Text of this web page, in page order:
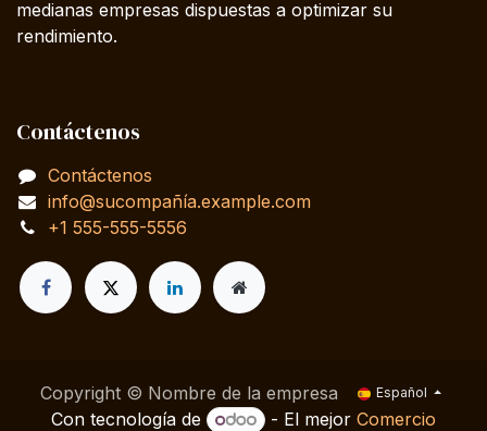
medianas empresas dispuestas a optimizar su
rendimiento.
Contáctenos
Contáctenos
info@sucompañía.example.com
+1 555-555-5556
Copyright © Nombre de la empresa Español
Con tecnología de - El mejorComercio